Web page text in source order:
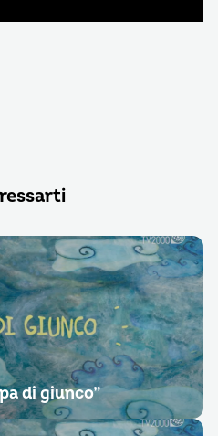
di giunco”